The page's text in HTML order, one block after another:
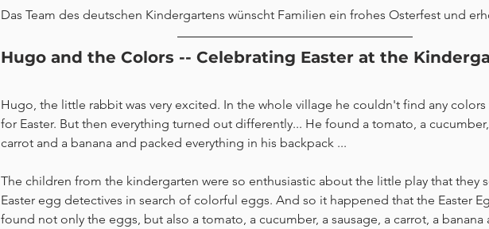
Das Team des deutschen Kindergartens wünscht Familien ein frohes Osterfest und
Hugo and the Colors -- Celebrating Easter at the
Hugo, the little rabbit was very excited. In the whole village he couldn't find any
for Easter. But then everything turned out differently... He found a tomato, a cucumber,
carrot and a banana and packed everything in his backpack ...
The children from the kindergarten were so enthusiastic about the little play that they
Easter egg detectives in search of colorful eggs. And so it happened that the Easter
found not only the eggs, but also a tomato, a cucumber, a sausage, a carrot, a banana